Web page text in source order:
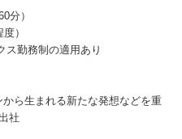
分）
）
ス勤務制の適用あり
ら生まれる新たな発想などを重
社